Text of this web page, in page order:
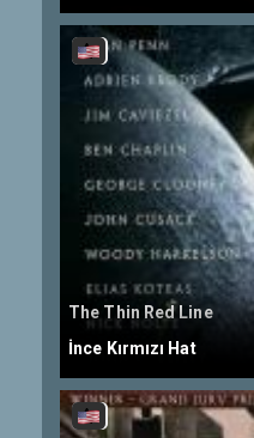
The Thin Red Line
İnce Kırmızı Hat